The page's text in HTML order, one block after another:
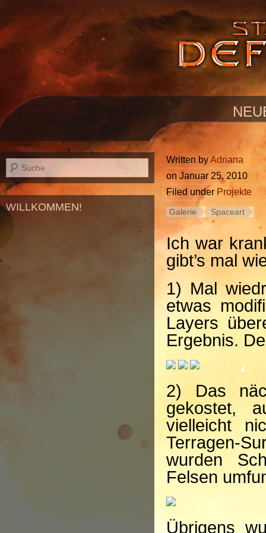
Written byAdriana
on Januar 25, 2010
Filed under Projekte
Galerie Spaceart
Ich war
gibt’s mal
1) Mal
etwas
Layers
Ergebnis.
2) Das
gekostet,
vielleicht
Terragen-
wurden
Felsen
Übrigens
WILLKOMMEN!